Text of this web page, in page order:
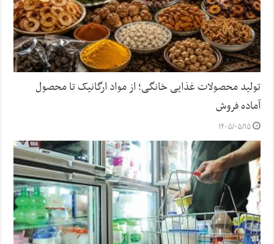
تولید محصولات غذایی خانگی؛ از مواد ارگانیک تا محصول
آماده فروش
۱۴۰۵/۰۵/۱۵